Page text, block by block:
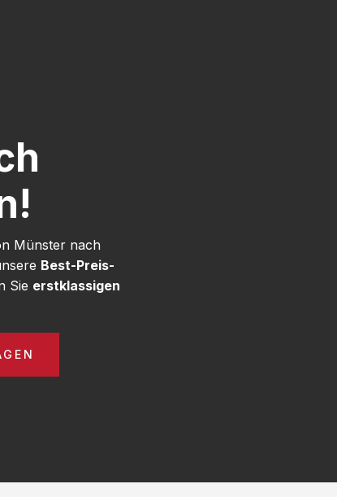
Münster nach
Best-Preis-
Sie erstklassigen